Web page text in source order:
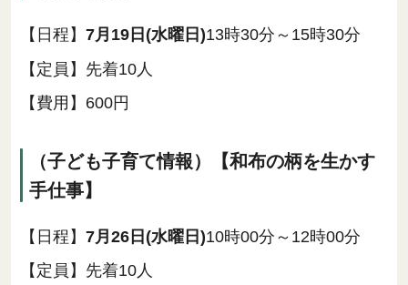
【日程】 7月19日(水曜日)13時30分～15時30分
【定員】先着10人
【費用】600円
（子ども子育て情報）【和布の柄を生かす
手仕事】
【日程】 7月26日(水曜日)10時00分～12時00分
【定員】先着10人